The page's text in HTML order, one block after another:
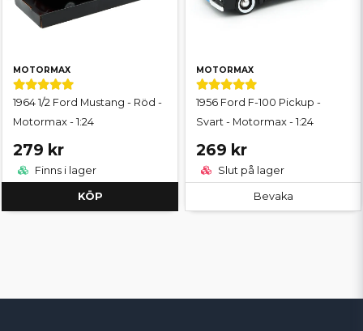
MOTORMAX
1964 1/2 Ford Mustang - Röd -
Motormax - 1:24
279 kr
Finns i lager
KÖP
MOTORMAX
1956 Ford F-100 Pickup -
Svart - Motormax - 1:24
269 kr
Slut på lager
Bevaka